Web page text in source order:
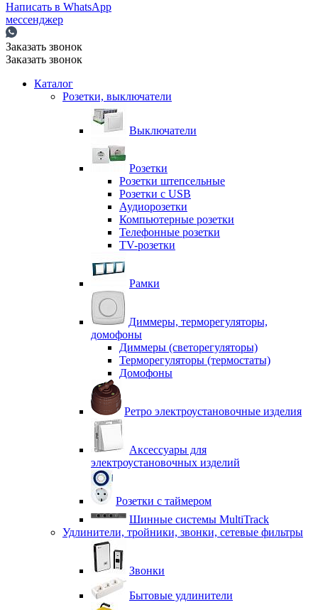
Написать в WhatsApp
мессенджер
Заказать звонок
Заказать звонок
Каталог
Розетки, выключатели
Выключатели
Розетки
Розетки штепсельные
Розетки с USB
Аудиорозетки
Компьютерные розетки
Телефонные розетки
TV-розетки
Рамки
Диммеры, терморегуляторы,
домофоны
Диммеры (светорегуляторы)
Терморегуляторы (термостаты)
Домофоны
Ретро электроустановочные изделия
Аксессуары для
электроустановочных изделий
Розетки с таймером
Шинные системы MultiTrack
Удлинители, тройники, звонки, сетевые фильтры
Звонки
Бытовые удлинители